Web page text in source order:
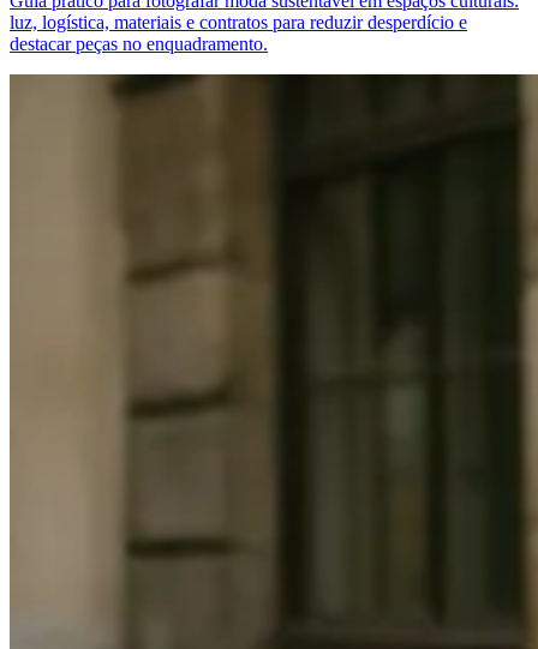
luz, logística, materiais e contratos para reduzir desperdício e
destacar peças no enquadramento.